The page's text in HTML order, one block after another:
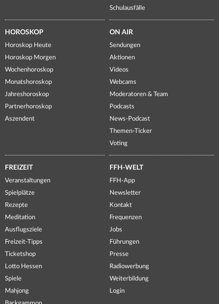
Schulausfälle
HOROSKOP
Horoskop Heute
Horoskop Morgen
Wochenhoroskop
Monatshoroskop
Jahreshoroskop
Partnerhoroskop
Aszendent
ON AIR
Sendungen
Aktionen
Videos
Webcams
Moderatoren & Team
Podcasts
News-Podcast
Themen-Ticker
Voting
FREIZEIT
Veranstaltungen
Spielplätze
Rezepte
Meditation
Ausflugsziele
Freizeit-Tipps
Ticketshop
Lotto Hessen
Spiele
Mahjong
FFH-WELT
FFH-App
Newsletter
Kontakt
Frequenzen
Jobs
Führungen
Presse
Radiowerbung
Weiterbildung
Login